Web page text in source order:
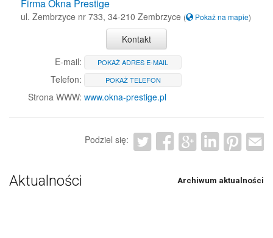
Firma Okna Prestige
ul. Zembrzyce nr 733, 34-210 Zembrzyce ( Pokaż na mapie)
Kontakt
E-mail:
POKAŻ ADRES E-MAIL
Telefon: POKAŻ TELEFON
Strona WWW: www.okna-prestige.pl
Podziel się:
Aktualności Archiwum aktualności